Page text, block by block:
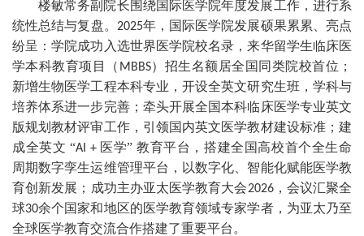
楼敏常务副院长围绕国际医学院年度发展工作，进行系
统性总结与复盘。 2025年，国际医学院发展硕果累累、亮点
纷呈：学院成功入选世界医学院校名录，来华留学生临床医
学本科教育项目（ MBBS）招生名额居全国同类院校首位；
新增生物医学工程本科专业，开设全英文研究生班，学科与
培养体系进一步完善；牵头开展全国本科临床医学专业英文
版规划教材评审工作，引领国内英文医学教材建设标准；建
成全英文 “AI + 医学” 教育平台，搭建全国高校首个全生命
周期数字孪生运维管理平台，以数字化、智能化赋能医学教
育创新发展；成功主办亚太医学教育大会2026，会议汇聚全
球30余个国家和地区的医学教育领域专家学者，为亚太乃至
全球医学教育交流合作搭建了重要平台。